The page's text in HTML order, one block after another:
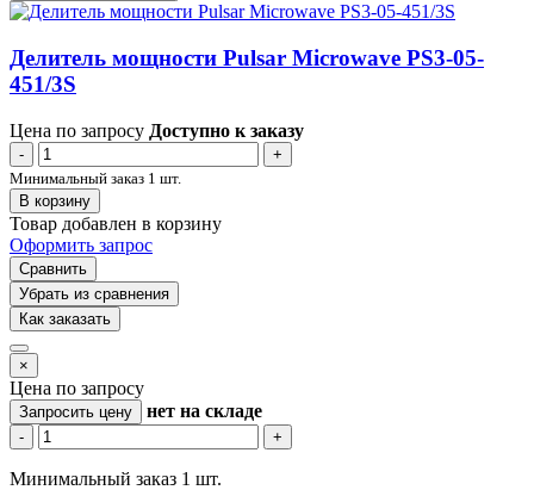
Делитель мощности Pulsar Microwave PS3-05-
451/3S
Цена по запросу Доступно к заказу
-
+
Минимальный заказ 1 шт.
В корзину
Товар добавлен в корзину
Оформить запрос
Сравнить
Убрать из сравнения
Как заказать
×
Цена по запросу
Запросить цену нет на складе
- +
Минимальный заказ 1 шт.